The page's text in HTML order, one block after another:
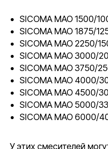
SICOMA MAO 1500/
SICOMA MAO 1875/
SICOMA MAO 2250/
SICOMA MAO 3000/
SICOMA MAO 3750/
SICOMA MAO 4000/
SICOMA MAO 4500/
SICOMA MAO 5000/
SICOMA MAO 6000/
У этих смесителей